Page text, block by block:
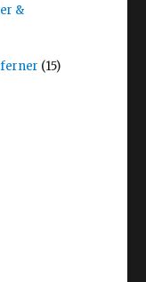
&
(15)